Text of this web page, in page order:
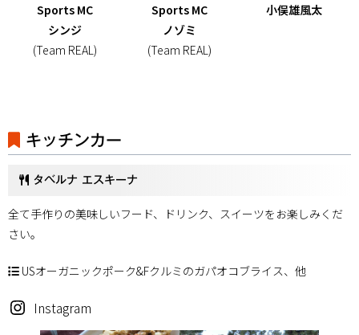
Sports MC
シンジ
(Team REAL)
Sports MC
ノゾミ
(Team REAL)
小俣雄風太
キッチンカー
タベルナ エスキーナ
全て手作りの美味しいフード、ドリンク、スイーツをお楽しみくだ
さい。
USオーガニックポーク&Fクルミのガパオコブライス、他
Instagram